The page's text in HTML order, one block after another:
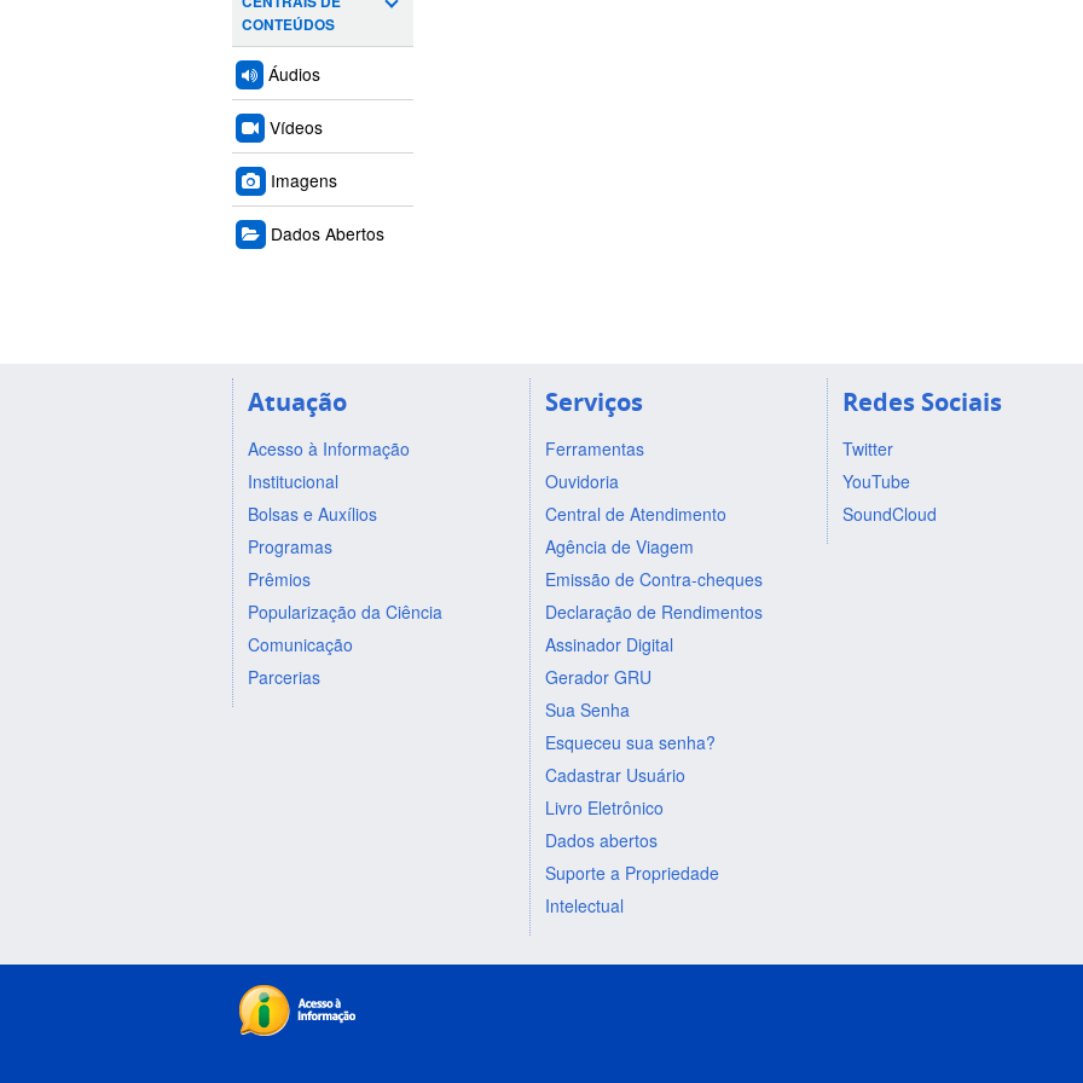
CONTEÚDOS
Áudios
Vídeos
Imagens
Dados Abertos
Atuação
Acesso à Informação
Institucional
Bolsas e Auxílios
Programas
Prêmios
Popularização da Ciência
Comunicação
Parcerias
Serviços
Ferramentas
Ouvidoria
Central de Atendimento
Agência de Viagem
Emissão de Contra-cheques
Declaração de Rendimentos
Assinador Digital
Gerador GRU
Sua Senha
Esqueceu sua senha?
Cadastrar Usuário
Livro Eletrônico
Dados abertos
Suporte a Propriedade
Intelectual
Redes Sociais
Twitter
YouTube
SoundCloud